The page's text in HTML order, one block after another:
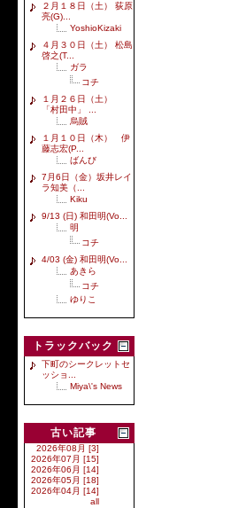
２月１８日（土） 荻原
亮(G)...
YoshioKizaki
４月３０日（土） 松島
啓之(T...
ガラ
コチ
１月２６日（土）
「村田中」 ...
烏賊
１月１０日（木） 伊
藤志宏(P...
ばんび
7月6日（金）坂井レイ
ラ知美（...
Kiku
9/13 (日) 和田明(Vo...
明
コチ
4/03 (金) 和田明(Vo...
あきら
コチ
ゆりこ
トラックバック
下町のシークレットセ
ッショ...
Miya\'s News
古い記事
2026年08月 [3]
2026年07月 [15]
2026年06月 [14]
2026年05月 [18]
2026年04月 [14]
all